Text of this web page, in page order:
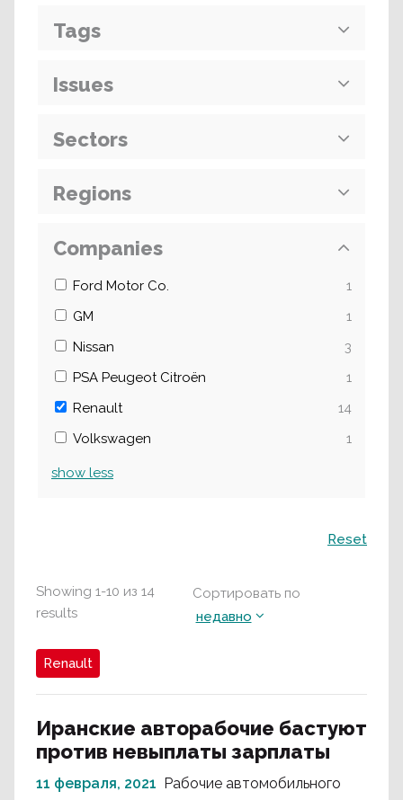
Showing 1-10 из 14
results
Сортировать по
недавно
Renault
Иранские авторабочие бастуют
против невыплаты зарплаты
11 февраля, 2021 Рабочие автомобильного
Tags
Issues
Sectors
Regions
Companies
Ford Motor Co.
1
GM
1
Nissan
3
PSA Peugeot Citroën
1
Renault
14
Volkswagen
1
show less
Reset